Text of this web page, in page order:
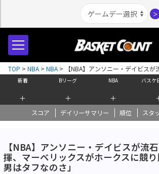
＞
新着
＋
Bリーグ
＋
NBA
＋
バスケ
スコア デイリーサマリー 順位 スタ
TOP > NBA > NBA >
【NBA】アンソニー・デイビス
揮、マーベリックスがホークスに競り勝つ「シカゴの
【NBA】アンソニー・デイビスが流
揮、マーベリックスがホークスに競
男はタフなのさ」